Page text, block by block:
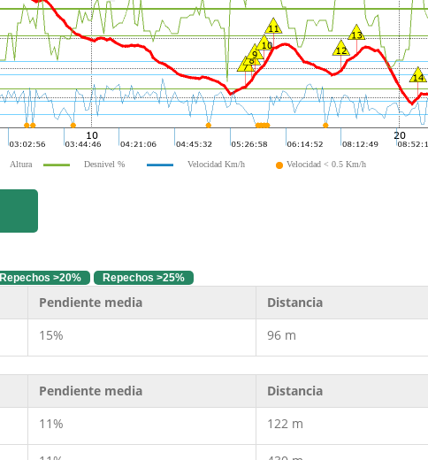
Altura Desnivel % Velocidad Km/h Velocidad < 0.5 Km/h
Repechos >20% Repechos >25%
Pendiente media Distancia
15% 96 m
Pendiente media Distancia
11% 122 m